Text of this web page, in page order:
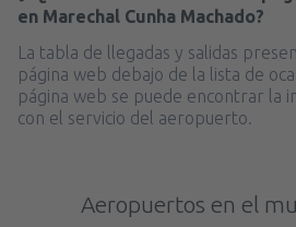
en Marechal Cunha Machado?
La tabla de llegadas y salidas
página web debajo de la lista de
página web se puede encontrar la
con el servicio del aeropuerto.
Aeropuertos en el